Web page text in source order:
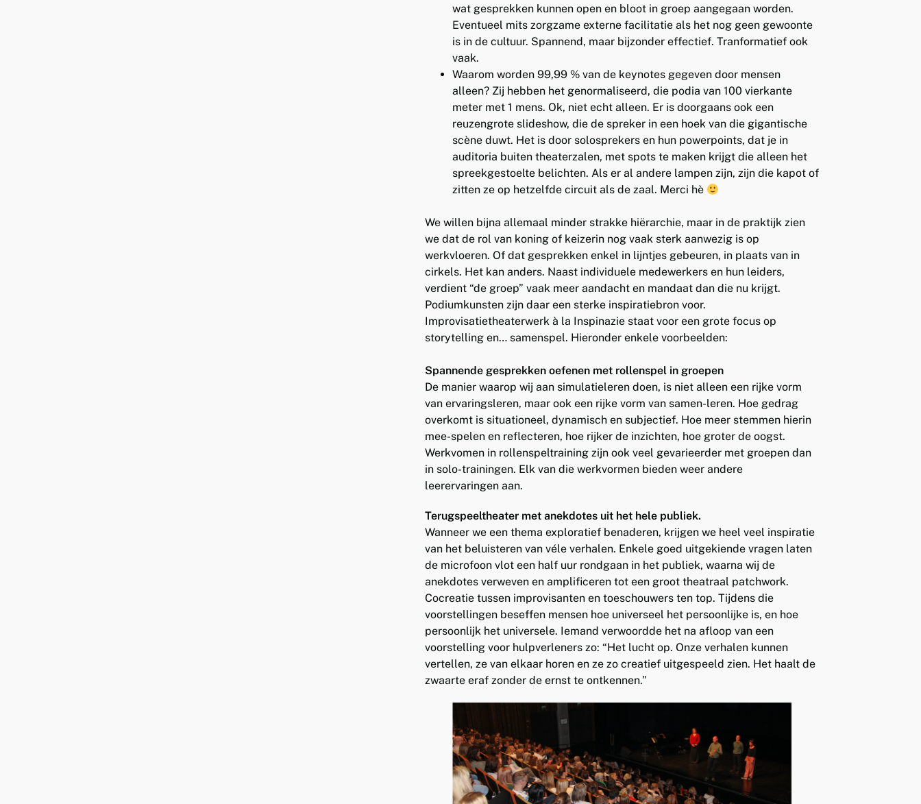
wat gesprekken kunnen open en bloot in groep aangegaan worden.
Eventueel mits zorgzame externe facilitatie als het nog geen gewoonte
is in de cultuur. Spannend, maar bijzonder effectief. Tranformatief ook
vaak.
Waarom worden 99,99 % van de keynotes gegeven door mensen
alleen? Zij hebben het genormaliseerd, die podia van 100 vierkante
meter met 1 mens. Ok, niet echt alleen. Er is doorgaans ook een
reuzengrote slideshow, die de spreker in een hoek van die gigantische
scène duwt. Het is door solosprekers en hun powerpoints, dat je in
auditoria buiten theaterzalen, met spots te maken krijgt die alleen het
spreekgestoelte belichten. Als er al andere lampen zijn, zijn die kapot of
zitten ze op hetzelfde circuit als de zaal. Merci hè
We willen bijna allemaal minder strakke hiërarchie, maar in de praktijk zien
we dat de rol van koning of keizerin nog vaak sterk aanwezig is op
werkvloeren. Of dat gesprekken enkel in lijntjes gebeuren, in plaats van in
cirkels. Het kan anders. Naast individuele medewerkers en hun leiders,
verdient “de groep” vaak meer aandacht en mandaat dan die nu krijgt.
Podiumkunsten zijn daar een sterke inspiratiebron voor.
Improvisatietheaterwerk à la Inspinazie staat voor een grote focus op
storytelling en… samenspel. Hieronder enkele voorbeelden:
Spannende gesprekken oefenen met rollenspel in groepen
De manier waarop wij aan simulatieleren doen, is niet alleen een rijke vorm
van ervaringsleren, maar ook een rijke vorm van samen-leren. Hoe gedrag
overkomt is situationeel, dynamisch en subjectief. Hoe meer stemmen hierin
mee-spelen en reflecteren, hoe rijker de inzichten, hoe groter de oogst.
Werkvomen in rollenspeltraining zijn ook veel gevarieerder met groepen dan
in solo-trainingen. Elk van die werkvormen bieden weer andere
leerervaringen aan.
Terugspeeltheater met anekdotes uit het hele publiek.
Wanneer we een thema exploratief benaderen, krijgen we heel veel inspiratie
van het beluisteren van véle verhalen. Enkele goed uitgekiende vragen laten
de microfoon vlot een half uur rondgaan in het publiek, waarna wij de
anekdotes verweven en amplificeren tot een groot theatraal patchwork.
Cocreatie tussen improvisanten en toeschouwers ten top. Tijdens die
voorstellingen beseffen mensen hoe universeel het persoonlijke is, en hoe
persoonlijk het universele. Iemand verwoordde het na afloop van een
voorstelling voor hulpverleners zo: “Het lucht op. Onze verhalen kunnen
vertellen, ze van elkaar horen en ze zo creatief uitgespeeld zien. Het haalt de
zwaarte eraf zonder de ernst te ontkennen.”